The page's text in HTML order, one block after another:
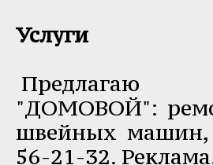
Услуги
Предлагаю
"ДОМОВОЙ":
швейных машин,
56-21-32.